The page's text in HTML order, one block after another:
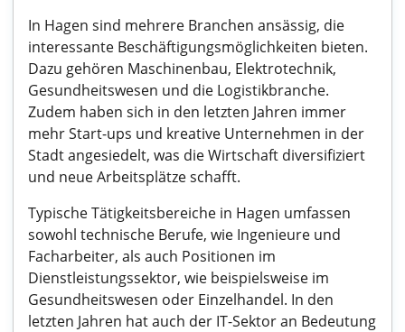
In Hagen sind mehrere Branchen ansässig, die
interessante Beschäftigungsmöglichkeiten bieten.
Dazu gehören Maschinenbau, Elektrotechnik,
Gesundheitswesen und die Logistikbranche.
Zudem haben sich in den letzten Jahren immer
mehr Start-ups und kreative Unternehmen in der
Stadt angesiedelt, was die Wirtschaft diversifiziert
und neue Arbeitsplätze schafft.
Typische Tätigkeitsbereiche in Hagen umfassen
sowohl technische Berufe, wie Ingenieure und
Facharbeiter, als auch Positionen im
Dienstleistungssektor, wie beispielsweise im
Gesundheitswesen oder Einzelhandel. In den
letzten Jahren hat auch der IT-Sektor an Bedeutung